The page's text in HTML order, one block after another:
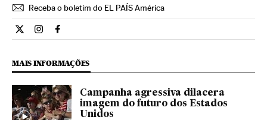
Receba o boletim do EL PAÍS América
Internacional El País Brasil en Twitter
Internacional El País Brasil en Instagram
Internacional El País Brasil en Facebook
MAIS INFORMAÇÕES
Campanha agressiva dilacera
imagem do futuro dos Estados
Unidos